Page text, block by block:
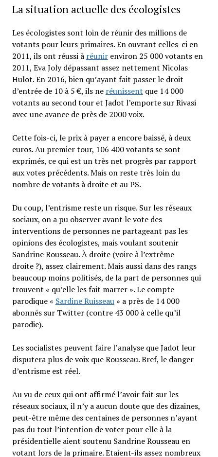
La situation actuelle des écologistes
Les écologistes sont loin de réunir des millions de
votants pour leurs primaires. En ouvrant celles-ci en
2011, ils ont réussi à réunirenviron 25 000 votants en
2011, Eva Joly dépassant assez nettement Nicolas
Hulot. En 2016, bien qu’ayant fait passer le droit
d’entrée de 10 à 5 €, ils ne réunissent que 14 000
votants au second tour et Jadot l’emporte sur Rivasi
avec une avance de près de 2000 voix.
Cette fois-ci, le prix à payer a encore baissé, à deux
euros. Au premier tour, 106 400 votants se sont
exprimés, ce qui est un très net progrès par rapport
aux votes précédents. Mais on reste très loin du
nombre de votants à droite et au PS.
Du coup, l’entrisme reste un risque. Sur les réseaux
sociaux, on a pu observer avant le vote des
interventions de personnes ne partageant pas les
opinions des écologistes, mais voulant soutenir
Sandrine Rousseau. À droite (voire à l’extrême
droite ?), assez clairement. Mais aussi dans des rangs
beaucoup moins politisés, de la part de personnes qui
trouvent « qu’elle les fait marrer ». Le compte
parodique « Sardine Ruisseau» a près de 14 000
abonnés sur Twitter (contre 43 000 à celle qu’il
parodie).
Les socialistes peuvent faire l’analyse que Jadot leur
disputera plus de voix que Rousseau. Bref, le danger
d’entrisme est réel.
Au vu de ceux qui ont affirmé l’avoir fait sur les
réseaux sociaux, il n’y a aucun doute que des dizaines,
peut-être même des centaines de personnes n’ayant
pas du tout l’intention de voter pour elle à la
présidentielle aient soutenu Sandrine Rousseau en
votant lors de la primaire. Etaient-ils assez nombreux